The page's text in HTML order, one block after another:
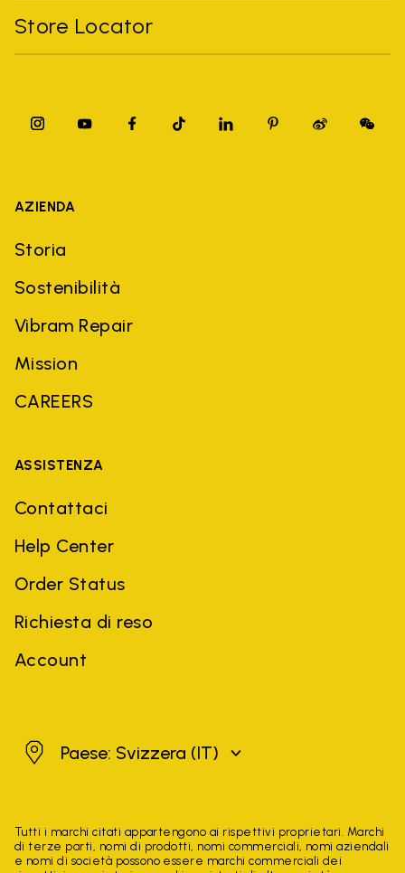
Store Locator
AZIENDA
Storia
Sostenibilità
Vibram Repair
Mission
CAREERS
ASSISTENZA
Contattaci
Help Center
Order Status
Richiesta di reso
Account
SvizzeraPaese: Svizzera (IT)
Tutti i marchi citati appartengono ai rispettivi proprietari. Marchi
di terze parti, nomi di prodotti, nomi commerciali, nomi aziendali
e nomi di società possono essere marchi commerciali dei